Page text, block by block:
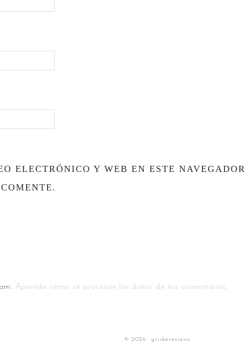
ELECTRÓNICO Y WEB EN ESTE NAVEGADOR
Aprende cómo se procesan los datos de tus comentarios.
© 2026 · grisberenjena